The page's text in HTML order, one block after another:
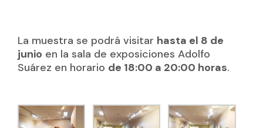
La muestra se podrá visitar hasta el 8 de
junio en la sala de exposiciones Adolfo
Suárez en horario de 18:00 a 20:00 horas.